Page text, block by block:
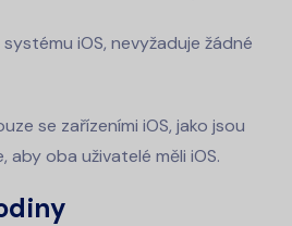
iOS, nevyžaduje žádné
se zařízeními iOS, jako jsou
aby oba uživatelé měli iOS.